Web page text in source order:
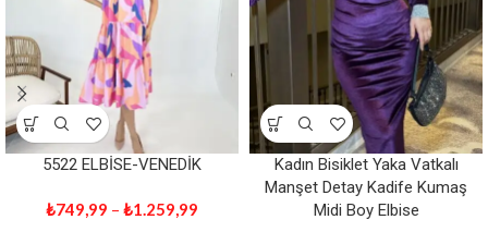
5522 ELBİSE-VENEDİK
₺749,99 – ₺1.259,99
Kadın Bisiklet Yaka Vatkalı
Manşet Detay Kadife Kumaş
Midi Boy Elbise